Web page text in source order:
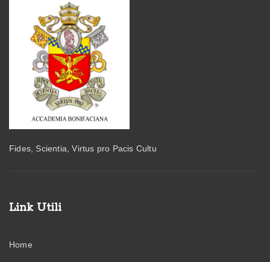
Fides, Scientia, Virtus pro Pacis Cultu
Link Utili
Home